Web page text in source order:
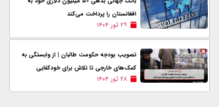
افغانستان را پرداخت می‌کند
۲۹ ثور ۱۴۰۴
تصویب بودجه حکومت طالبان | از وابستگی به
کمک‌های خارجی تا تلاش برای خودکفایی
۲۸ ثور ۱۴۰۴